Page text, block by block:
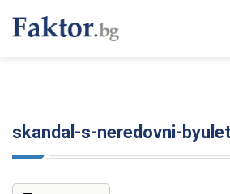
skandal-s-neredovni-